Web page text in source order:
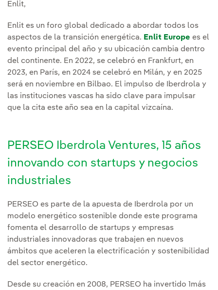
Enlit,
Enlit es un foro global dedicado a abordar todos los
aspectos de la transición energética. Enlit Europe es el
evento principal del año y su ubicación cambia dentro
del continente. En 2022, se celebró en Frankfurt, en
2023, en París, en 2024 se celebró en Milán, y en 2025
será en noviembre en Bilbao. El impulso de Iberdrola y
las instituciones vascas ha sido clave para impulsar
que la cita este año sea en la capital vizcaína.
PERSEO Iberdrola Ventures, 15 años
innovando con startups y negocios
industriales
PERSEO es parte de la apuesta de Iberdrola por un
modelo energético sostenible donde este programa
fomenta el desarrollo de startups y empresas
industriales innovadoras que trabajen en nuevos
ámbitos que aceleren la electrificación y sostenibilidad
del sector energético.
Desde su creación en 2008, PERSEO ha invertido 1más